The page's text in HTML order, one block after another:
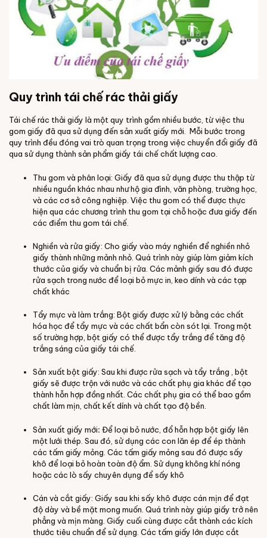
Quy trình tái chế rác thải giấy
Tái chế rác thải giấy là một quy trình gồm nhiều bước, từ việc thu
gom giấy đã qua sử dụng đến sản xuất giấy mới. Mỗi bước trong
quy trình đều đóng vai trò quan trọng trong việc chuyển đổi giấy đã
qua sử dụng thành sản phẩm giấy tái chế chất lượng cao.
Thu gom và phân loại: Giấy đã qua sử dụng được thu thập từ
nhiều nguồn khác nhau như hộ gia đình, văn phòng, trường học,
và các cơ sở công nghiệp. Việc thu gom có thể được thực
hiện qua các chương trình thu gom tại chỗ hoặc đưa giấy đến
các điểm thu gom tái chế.
Nghiền và rửa giấy: Cho giấy vào máy nghiền để nghiền nhỏ
giấy thành những mảnh nhỏ. Quá trình này giúp làm giảm kích
thước của giấy và chuẩn bị rửa. Các mảnh giấy sau đó được
rửa sạch trong nước để loại bỏ mực in, keo dính và các tạp
chất khác
Tẩy mực và làm trắng: Bột giấy được xử lý bằng các chất
hóa học để tẩy mực và các chất bẩn còn sót lại. Trong một
số trường hợp, bột giấy có thể được tẩy trắng để tăng độ
trắng sáng của giấy tái chế.
Sản xuất bột giấy: Sau khi được rửa sạch và tẩy trắng , bột
giấy sẽ được trộn với nước và các chất phụ gia khác để tạo
thành hỗn hợp đồng nhất. Các chất phụ gia có thể bao gồm
chất làm mịn, chất kết dính và chất tạo độ bền.
Sản xuất giấy mới: Để loại bỏ nước, đổ hỗn hợp bột giấy lên
một lưới thép. Sau đó, sử dụng các con lăn ép để ép thành
các tấm giấy mỏng. Các tấm giấy mỏng sau đó được sấy
khô để loại bỏ hoàn toàn độ ẩm. Sử dụng không khí nóng
hoặc các lò sấy chuyên dụng để sấy khô
Cán và cắt giấy: Giấy sau khi sấy khô được cán mịn để đạt
độ dày và bề mặt mong muốn. Quá trình này giúp giấy trở nên
phẳng và mịn màng. Giấy cuối cùng được cắt thành các kích
thước tiêu chuẩn để sử dụng. Các tấm giấy lớn được cắt